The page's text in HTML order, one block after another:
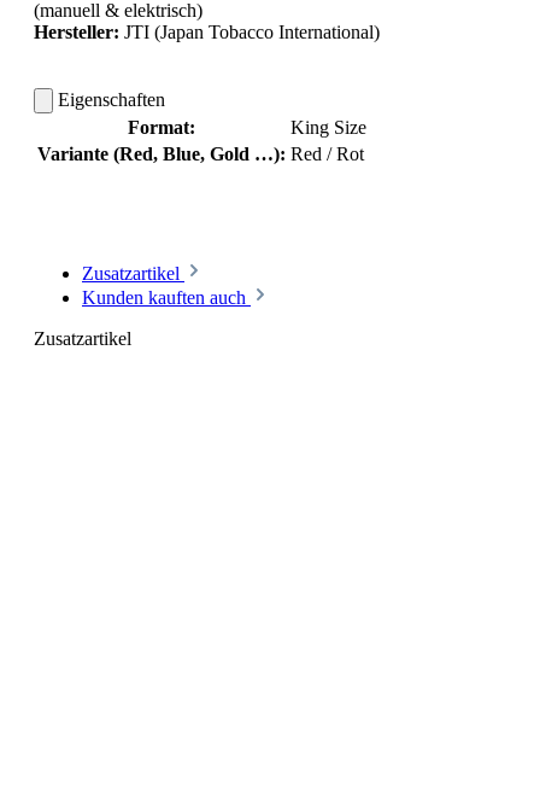
(manuell & elektrisch)
Hersteller: JTI (Japan Tobacco International)
Eigenschaften
Format:
King Size
Variante (Red, Blue, Gold …): Red / Rot
Zusatzartikel
Kunden kauften auch
Zusatzartikel